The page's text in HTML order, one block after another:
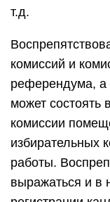
т.д.
комиссий и
референдума, а
может состоять
комиссии
избирательных
работы.
выражаться и в